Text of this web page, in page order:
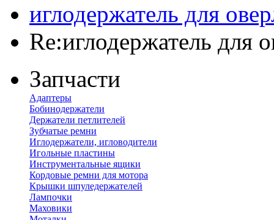
иглодержатель для
Re:иглодержатель для
Запчасти
Адаптеры
Бобинодержатели
Держатели петлителей
Зубчатые ремни
Иглодержатели, игловодители
Игольные пластины
Инструментальные ящики
Кордовые ремни для мотора
Крышки шпуледержателей
Лампочки
Маховики